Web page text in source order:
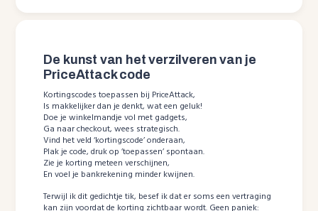
De kunst van het verzilveren van je
PriceAttack code
Kortingscodes toepassen bij PriceAttack,
Is makkelijker dan je denkt, wat een geluk!
Doe je winkelmandje vol met gadgets,
Ga naar checkout, wees strategisch.
Vind het veld ‘kortingscode’ onderaan,
Plak je code, druk op ’toepassen’ spontaan.
Zie je korting meteen verschijnen,
En voel je bankrekening minder kwijnen.
Terwijl ik dit gedichtje tik, besef ik dat er soms een vertraging
kan zijn voordat de korting zichtbaar wordt. Geen paniek: